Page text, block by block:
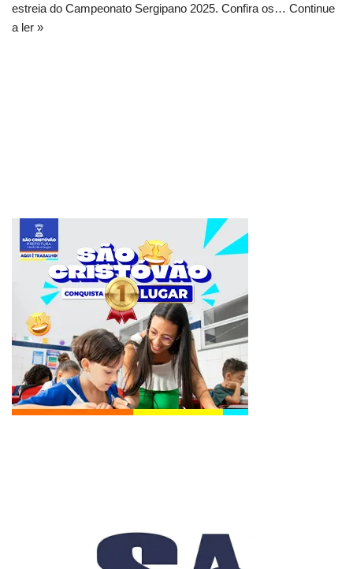
estreia do Campeonato Sergipano 2025. Confira os… Continue
a ler »